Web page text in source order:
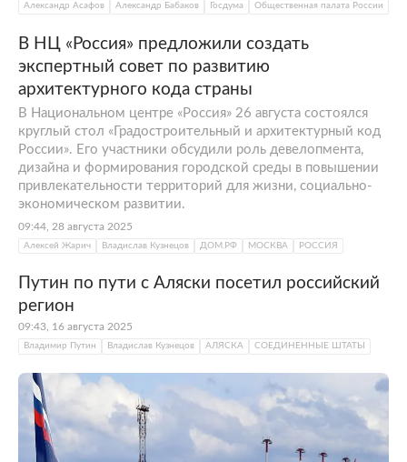
Александр Асафов Александр Бабаков Госдума Общественная палата России
В НЦ «Россия» предложили создать
экспертный совет по развитию
архитектурного кода страны
В Национальном центре «Россия» 26 августа состоялся
круглый стол «Градостроительный и архитектурный код
России». Его участники обсудили роль девелопмента,
дизайна и формирования городской среды в повышении
привлекательности территорий для жизни, социально-
экономическом развитии.
09:44, 28 августа 2025
Алексей Жарич Владислав Кузнецов ДОМ.РФ МОСКВА РОССИЯ
Путин по пути с Аляски посетил российский
регион
09:43, 16 августа 2025
Владимир Путин Владислав Кузнецов АЛЯСКА СОЕДИНЕННЫЕ ШТАТЫ